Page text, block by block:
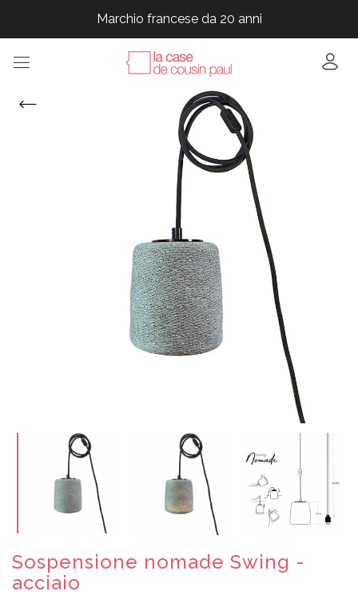
Marchio francese da 20 anni
Marchio francese da 20 anni
Marchio francese da 20 anni
Sospensione nomade Swing -
acciaio